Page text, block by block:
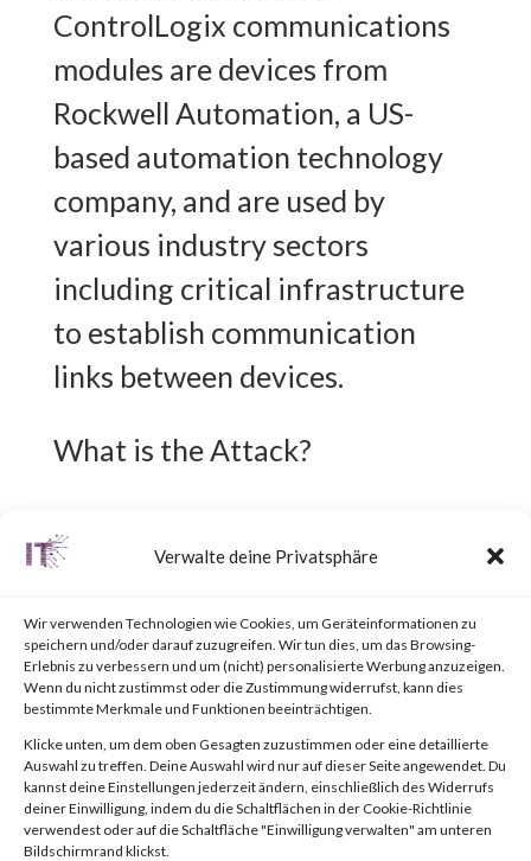
Verwalte deine Privatsphäre
Wir verwenden Technologien wie Cookies, um Geräteinformationen zu
speichern und/oder darauf zuzugreifen. Wir tun dies, um das Browsing-
Erlebnis zu verbessern und um (nicht) personalisierte Werbung anzuzeigen.
Wenn du nicht zustimmst oder die Zustimmung widerrufst, kann dies
bestimmte Merkmale und Funktionen beeinträchtigen.
Klicke unten, um dem oben Gesagten zuzustimmen oder eine detaillierte
Auswahl zu treffen. Deine Auswahl wird nur auf dieser Seite angewendet. Du
kannst deine Einstellungen jederzeit ändern, einschließlich des Widerrufs
deiner Einwilligung, indem du die Schaltflächen in der Cookie-Richtlinie
verwendest oder auf die Schaltfläche "Einwilligung verwalten" am unteren
Bildschirmrand klickst.
ControlLogix communications
modules are devices from
Rockwell Automation, a US-
based automation technology
company, and are used by
various industry sectors
including critical infrastructure
to establish communication
links between devices.
What is the Attack?
bounds write vulnerability that
affects the vulnerable 1756
EN2* and 1756 EN3* series of
Rockwell Automation
ControlLogix EtherNet/IP
communication modules.
Successful exploitation of a